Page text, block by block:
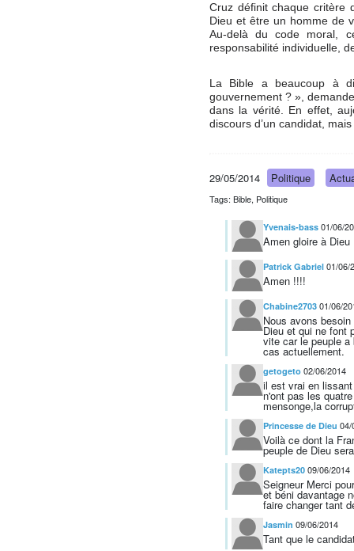
Cruz définit chaque critère
Dieu et être un homme de
Au-delà du code moral,
responsabilité individuelle,
La Bible a beaucoup à
gouvernement ? »,
dans la vérité. En effet,
discours d’un candidat,
29/05/2014 Politique
Tags: Bible, Politique
Yvenais-bass 01/06/
Amen gloire à Dieu
Patrick Gabriel 01/06/
Amen !!!!
Chabine2703 01/06/
Nous avons
Dieu et qui ne font
vite car le peuple
cas actuellement.
getogeto 02/06/2014
il est vrai en
n'ont pas les
mensonge,la
Princesse de Dieu 04/
Voilà ce dont la
peuple de Dieu
Katepts20 09/06/2014
Seigneur Merci
et béni davantage
faire changer tant
Jasmin 09/06/2014
Tant que le